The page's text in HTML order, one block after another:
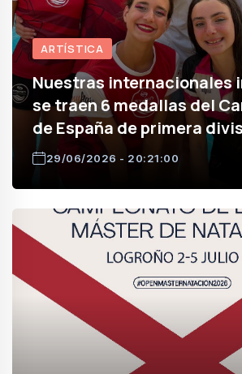
ARTÍSTICA
Nuestras internacionales
se traen 6 medallas del
de España de primera
29/06/2026 - 20:21:00